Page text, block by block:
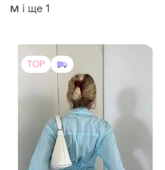
M і ще 1
TOP